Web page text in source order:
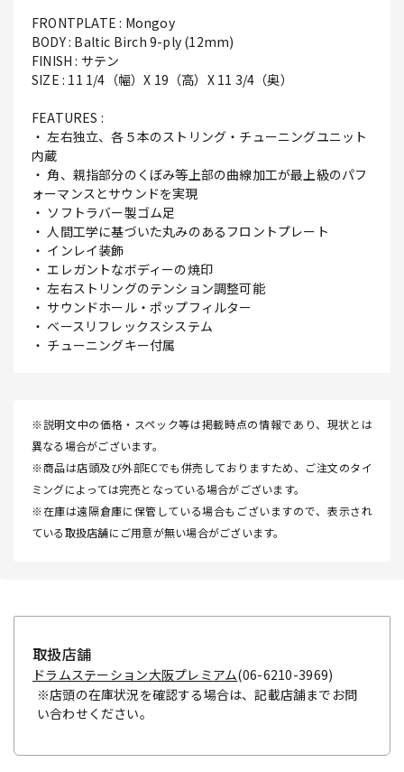
FRONTPLATE : Mongoy
BODY : Baltic Birch 9-ply (12mm)
FINISH : サテン
SIZE : 11 1/4（幅）X 19（高）X 11 3/4（奥）
FEATURES :
・ 左右独立、各５本のストリング・チューニングユニット
内蔵
・ 角、親指部分のくぼみ等上部の曲線加工が最上級のパフ
ォーマンスとサウンドを実現
・ ソフトラバー製ゴム足
・ 人間工学に基づいた丸みのあるフロントプレート
・ インレイ装飾
・ エレガントなボディーの焼印
・ 左右ストリングのテンション調整可能
・ サウンドホール・ポップフィルター
・ ベースリフレックスシステム
・ チューニングキー付属
※説明文中の価格・スペック等は掲載時点の情報であり、現状とは
異なる場合がございます。
※商品は店頭及び外部ECでも併売しておりますため、ご注文のタイ
ミングによっては完売となっている場合がございます。
※在庫は遠隔倉庫に保管している場合もございますので、表示され
ている取扱店舗にご用意が無い場合がございます。
取扱店舗
ドラムステーション大阪プレミアム(06-6210-3969)
※店頭の在庫状況を確認する場合は、記載店舗までお問
い合わせください。